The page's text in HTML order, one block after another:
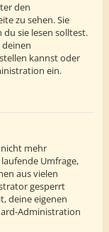
den
zu sehen. Sie
sie lesen solltest.
kannst oder
ein.
nicht mehr
Umfrage,
aus vielen
gesperrt
deine eigenen
Administration